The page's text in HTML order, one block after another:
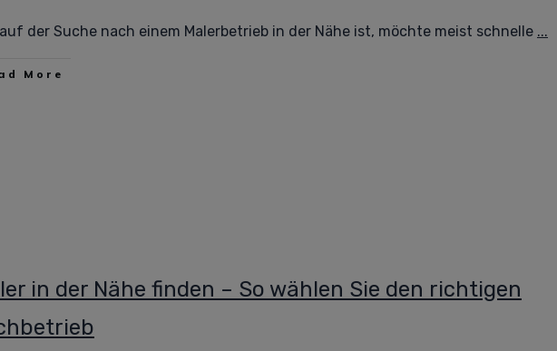
der Suche nach einem Malerbetrieb in der Nähe ist, möchte meist schnelle ...
More
in der Nähe finden – So wählen Sie den richtigen